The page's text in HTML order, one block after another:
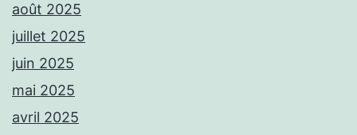
août 2025
juillet 2025
juin 2025
mai 2025
avril 2025